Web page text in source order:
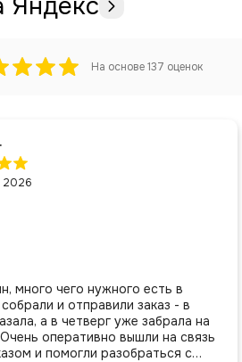
На основе137 оценок
2026
много чего нужного есть в
и отправили заказ - в
а в четверг уже забрала на
оперативно вышли на связь
и помогли разобраться с